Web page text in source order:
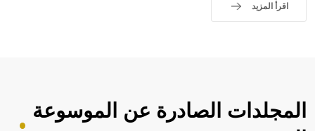
اقرأ المزيد
المجلدات الصادرة عن الموسوعة